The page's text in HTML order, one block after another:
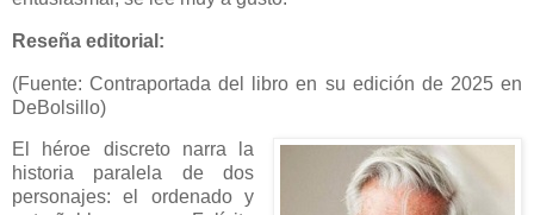
Reseña editorial:
(Fuente: Contraportada del libro en su edición de 2025 en
DeBolsillo)
El héroe discreto narra la
historia paralela de dos
personajes: el ordenado y